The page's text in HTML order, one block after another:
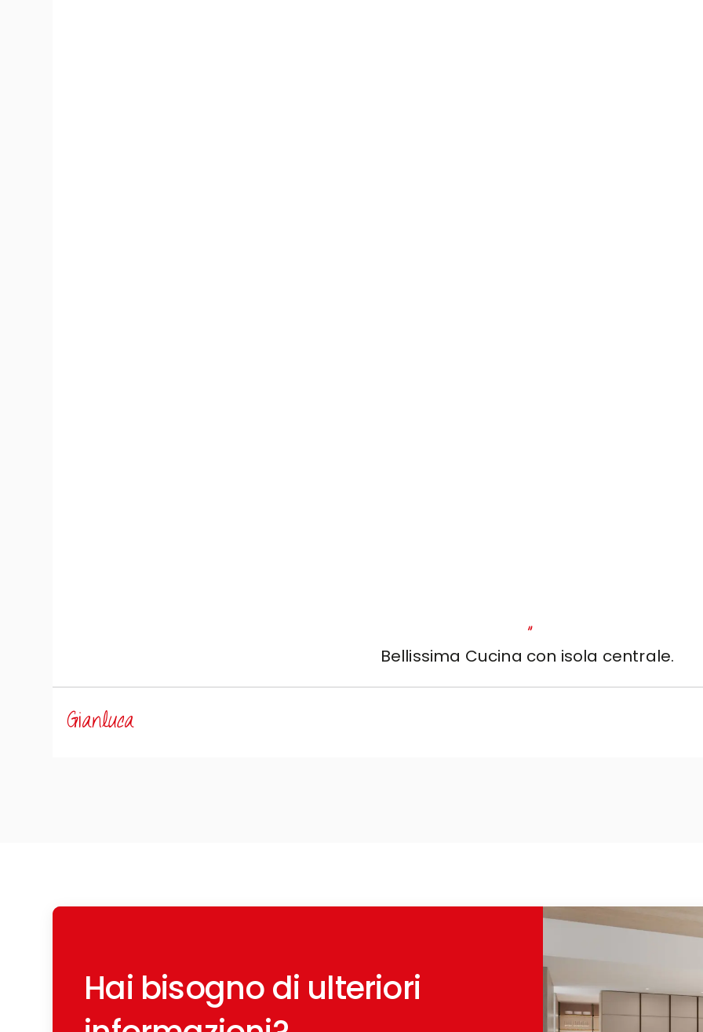
"
Bellissima Cucina con isola centrale.
Gianluca
Hai bisogno di ulteriori